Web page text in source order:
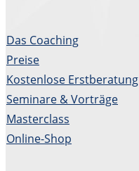
Das Coaching
Preise
Kostenlose Erstberatung
Seminare & Vorträge
Masterclass
Online-Shop